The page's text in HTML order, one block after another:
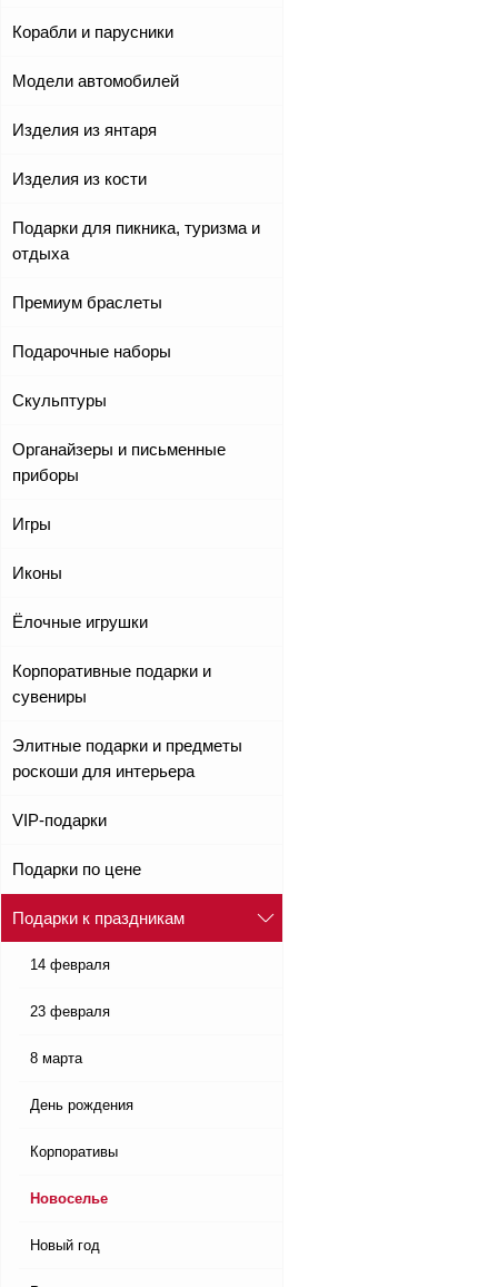
Корабли и парусники
Модели автомобилей
Изделия из янтаря
Изделия из кости
Подарки для пикника, туризма и
отдыха
Премиум браслеты
Подарочные наборы
Скульптуры
Органайзеры и письменные
приборы
Игры
Иконы
Ёлочные игрушки
Корпоративные подарки и
сувениры
Элитные подарки и предметы
роскоши для интерьера
VIP-подарки
Подарки по цене
Подарки к праздникам
14 февраля
23 февраля
8 марта
День рождения
Корпоративы
Новоселье
Новый год